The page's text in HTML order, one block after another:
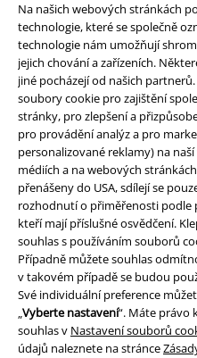
Na našich webových stránkách
technologie, které se společně
technologie nám umožňují
jejich chování a zařízeních.
jiné pocházejí od našich
soubory cookie pro zajištění
stránky, pro zlepšení a
pro provádění analýz a pro
personalizované reklamy) na
médiích a na webových
přenášeny do USA, sdílejí se
rozhodnutí o přiměřenosti podle
kteří mají příslušné osvědčení.
souhlas s používáním souborů
Případně můžete souhlas
v takovém případě se budou
Své individuální preference
„Vyberte nastavení“. Máte právo
souhlas v Nastavení souborů
údajů naleznete na stránce
Novinky
Kč 489,00
Rose etNox Prsten